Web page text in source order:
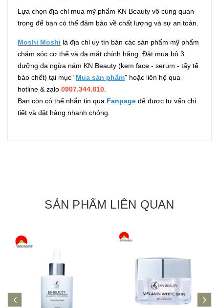
Lựa chọn địa chỉ mua mỹ phẩm KN Beauty vô cùng quan
trọng để bạn có thể đảm bảo về chất lượng và sự an toàn.
Moshi Moshi là địa chỉ uy tín bán các sản phẩm mỹ phẩm
chăm sóc cơ thể và da mặt chính hãng. Đặt mua bộ 3
dưỡng da ngừa nám KN Beauty (kem face - serum - tẩy tế
bào chết) tại mục “Mua sản phẩm” hoặc liên hệ qua
hotline & zalo 0907.344.810
Bạn còn có thể nhắn tin qua Fanpage để được tư vấn chi
tiết và đặt hàng nhanh chóng.
SẢN PHẨM LIÊN QUAN